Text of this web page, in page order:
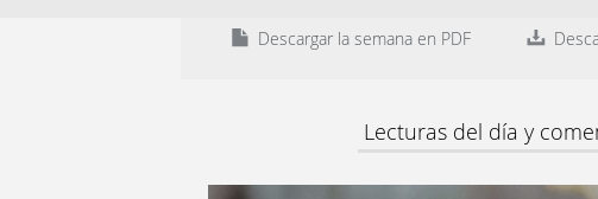
Descargar la semana en PDF
Lecturas del día y